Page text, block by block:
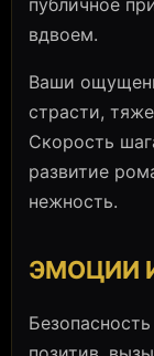
публичное
вдвоем.
Ваши
страсти,
Скорость
развитие
нежность.
ЭМОЦИИ